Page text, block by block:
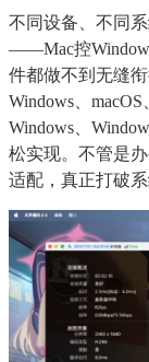
不同设备、不同
——Mac控
件都做不到无缝
Windows、
Windows、
松实现。不管是
适配，真正打破系